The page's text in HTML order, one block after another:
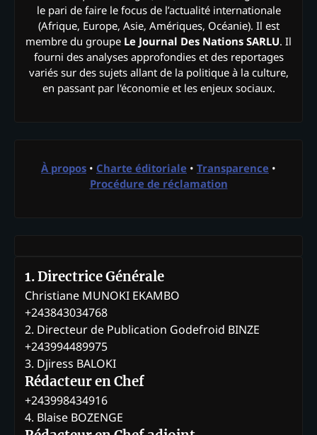
le pari de faire le focus de l’actualité internationale
(Afrique, Europe, Asie, Amériques, Océanie). Il est
membre du groupe Le Journal Des Nations SARLU. Il
fourni des analyses approfondies et des reportages
variés sur des sujets allant de la politique à la culture,
en passant par l'économie et les enjeux sociaux.
À propos • Charte éditoriale • Transparence •
Procédure de réclamation
1. Directrice Générale
Christiane MUNOKI EKAMBO
+243843034768
2. Directeur de Publication Godefroid BINZE
+243994489975
3. Djiress BALOKI
Rédacteur en Chef
+243998434916
4. Blaise BOZENGE